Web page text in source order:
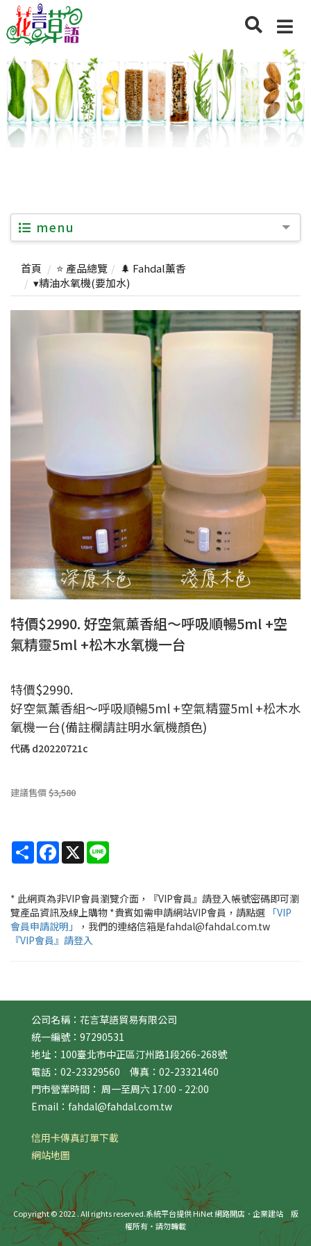
menu
首頁 ⭐ 產品總覽
🌲 Fahdal薰香
▾精油水氧機(要加水)
特價$2990. 好空氣薰香組～呼吸順暢5ml +空
氣精靈5ml +松木水氧機一台
特價$2990.
好空氣薰香組～呼吸順暢5ml +空氣精靈5ml +松木水
氧機一台(備註欄請註明水氧機顏色)
代碼 d20220721c
建議售價$3,580
Share Facebook
X
* 此網頁為非VIP會員瀏覽介面，『VIP會員』請登入帳號密碼即可瀏
覽產品資訊及線上購物 *貴賓如需申請網站VIP會員，請點選 「VIP
會員申請說明」
，我們的連絡信箱是fahdal@fahdal.com.tw
『VIP會員』請登入
公司名稱：花言草語貿易有限公司
統一編號：97290531
地址：100臺北市中正區汀州路1段266-268號
電話：02-23329560 傳真：02-23321460
門市營業時間： 周一至周六 17:00 - 22:00
Email：fahdal@fahdal.com.tw
信用卡傳真訂單下載
網站地圖
Copyright © 2022 . All rights reserved.系統平台提供 HiNet 網路開店．企業建站版
權所有‧請勿轉載